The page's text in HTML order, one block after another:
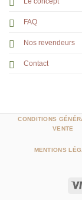
FAQ
Nos revendeurs
Contact
CONDITIONS
VENTE
MENTIONS